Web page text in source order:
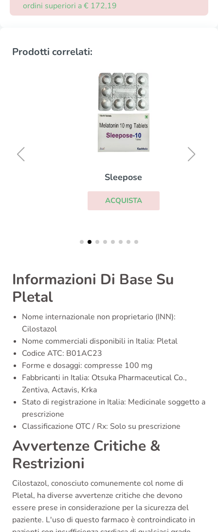
ordini superiori a € 172,19
Prodotti correlati:
Sleepose
ACQUISTA
Informazioni Di Base Su
Pletal
Nome internazionale non proprietario (INN):
Cilostazol
Nome commerciali disponibili in Italia: Pletal
Codice ATC: B01AC23
Forme e dosaggi: compresse 100 mg
Fabbricanti in Italia: Otsuka Pharmaceutical Co.,
Zentiva, Actavis, Krka
Stato di registrazione in Italia: Medicinale soggetto a
prescrizione
Classificazione OTC / Rx: Solo su prescrizione
Avvertenze Critiche &
Restrizioni
Cilostazol, conosciuto comunemente col nome di
Pletal, ha diverse avvertenze critiche che devono
essere prese in considerazione per la sicurezza del
paziente. L'uso di questo farmaco è controindicato in